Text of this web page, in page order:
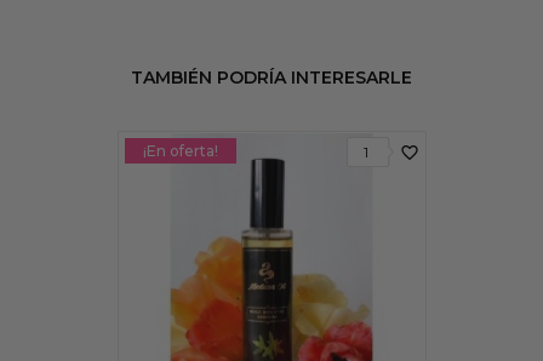
TAMBIÉN PODRÍA INTERESARLE
favorite_border
1
¡En oferta!